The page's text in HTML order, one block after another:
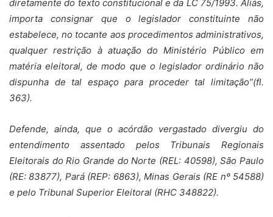
diretamente do texto constitucional e da LC 75/1993. Aliás,
importa consignar que o legislador constituinte não
estabelece, no tocante aos procedimentos administrativos,
qualquer restrição à atuação do Ministério Público em
matéria eleitoral, de modo que o legislador ordinário não
dispunha de tal espaço para proceder tal limitação”(fl.
363).
Defende, ainda, que o acórdão vergastado divergiu do
entendimento assentado pelos Tribunais Regionais
Eleitorais do Rio Grande do Norte (REL: 40598), São Paulo
(RE: 83877), Pará (REP: 6863), Minas Gerais (RE nº 54588)
e pelo Tribunal Superior Eleitoral (RHC 348822).